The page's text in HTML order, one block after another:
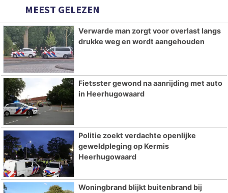
MEEST GELEZEN
Verwarde man zorgt voor overlast langs
drukke weg en wordt aangehouden
Fietsster gewond na aanrijding met auto
in Heerhugowaard
Politie zoekt verdachte openlijke
geweldpleging op Kermis
Heerhugowaard
Woningbrand blijkt buitenbrand bij